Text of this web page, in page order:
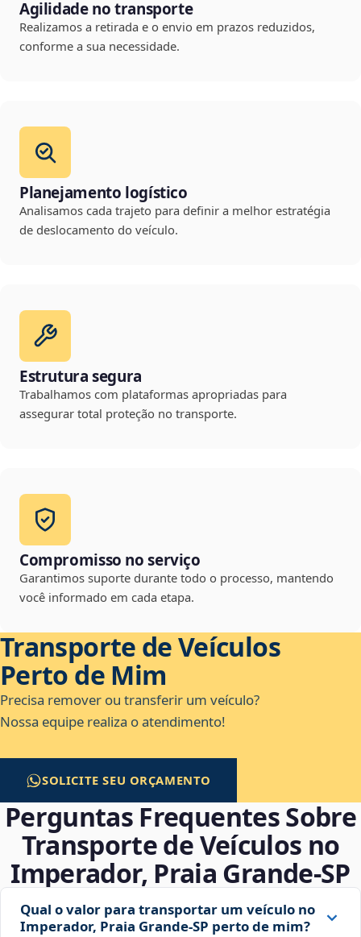
Agilidade no transporte
Realizamos a retirada e o envio em prazos reduzidos,
conforme a sua necessidade.
Planejamento logístico
Analisamos cada trajeto para definir a melhor estratégia
de deslocamento do veículo.
Estrutura segura
Trabalhamos com plataformas apropriadas para
assegurar total proteção no transporte.
Compromisso no serviço
Garantimos suporte durante todo o processo, mantendo
você informado em cada etapa.
Transporte de Veículos
Perto de Mim
Precisa remover ou transferir um veículo?
Nossa equipe realiza o atendimento!
SOLICITE SEU ORÇAMENTO
Perguntas Frequentes Sobre
Transporte de Veículos no
Imperador, Praia Grande‑SP
Qual o valor para transportar um veículo no
Imperador, Praia Grande‑SP perto de mim?